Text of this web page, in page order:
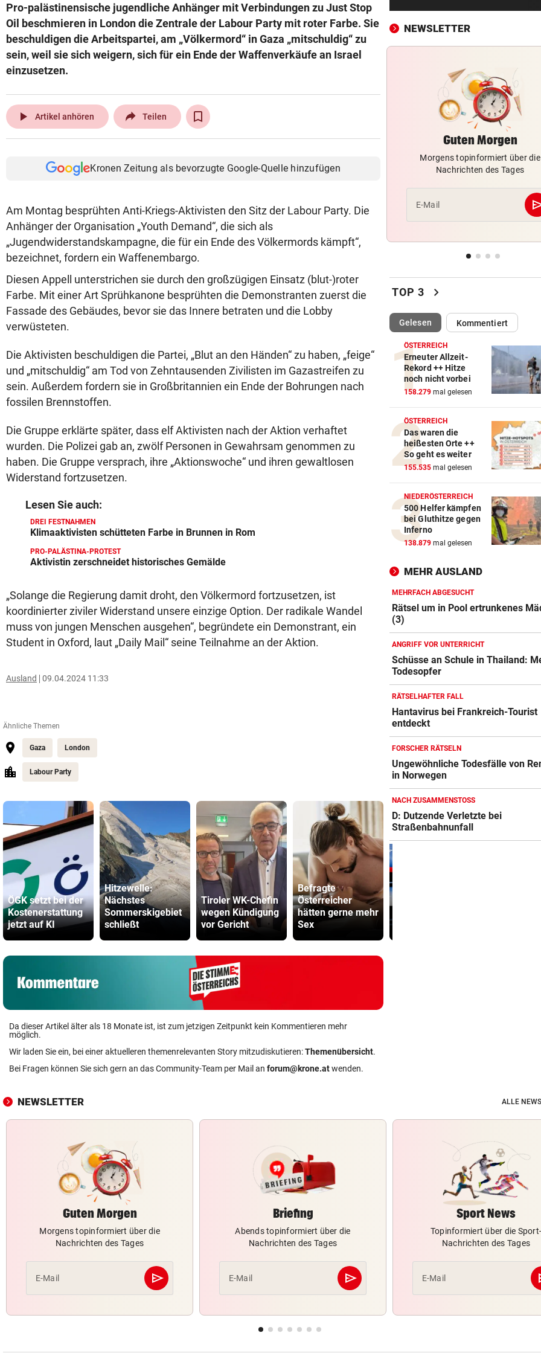
Pro-palästinensische jugendliche Anhänger mit Verbindungen zu Just Stop
Oil beschmieren in London die Zentrale der Labour Party mit roter Farbe. Sie
beschuldigen die Arbeitspartei, am „Völkermord“ in Gaza „mitschuldig“ zu
sein, weil sie sich weigern, sich für ein Ende der Waffenverkäufe an Israel
einzusetzen.
play_arrow Artikel anhören Teilen
Kronen Zeitung als bevorzugte Google-Quelle hinzufügen
Am Montag besprühten Anti-Kriegs-Aktivisten den Sitz der Labour Party. Die
Anhänger der Organisation „Youth Demand“, die sich als
„Jugendwiderstandskampagne, die für ein Ende des Völkermords kämpft“,
bezeichnet, fordern ein Waffenembargo.
Diesen Appell unterstrichen sie durch den großzügigen Einsatz (blut-)roter
Farbe. Mit einer Art Sprühkanone besprühten die Demonstranten zuerst die
Fassade des Gebäudes, bevor sie das Innere betraten und die Lobby
verwüsteten.
Die Aktivisten beschuldigen die Partei, „Blut an den Händen“ zu haben, „feige“
und „mitschuldig“ am Tod von Zehntausenden Zivilisten im Gazastreifen zu
sein. Außerdem fordern sie in Großbritannien ein Ende der Bohrungen nach
fossilen Brennstoffen.
Die Gruppe erklärte später, dass elf Aktivisten nach der Aktion verhaftet
wurden. Die Polizei gab an, zwölf Personen in Gewahrsam genommen zu
haben. Die Gruppe versprach, ihre „Aktionswoche“ und ihren gewaltlosen
Widerstand fortzusetzen.
Lesen Sie auch:
DREI FESTNAHMEN
Klimaaktivisten schütteten Farbe in Brunnen in Rom
PRO-PALÄSTINA-PROTEST
Aktivistin zerschneidet historisches Gemälde
„Solange die Regierung damit droht, den Völkermord fortzusetzen, ist
koordinierter ziviler Widerstand unsere einzige Option. Der radikale Wandel
muss von jungen Menschen ausgehen“, begründete ein Demonstrant, ein
Student in Oxford, laut „Daily Mail“ seine Teilnahme an der Aktion.
Ausland 09.04.2024 11:33
Ähnliche Themen
Gaza London
Labour Party
ÖGK setzt bei der
Kostenerstattung
jetzt auf KI
Hitzewelle:
Nächstes
Sommerskigebiet
schließt
Tiroler WK-Chefin
wegen Kündigung
vor Gericht
Befragte
Österreicher
hätten gerne mehr
Sex
Da dieser Artikel älter als 18 Monate ist, ist zum jetzigen Zeitpunkt kein Kommentieren mehr
möglich.
Wir laden Sie ein, bei einer aktuelleren themenrelevanten Story mitzudiskutieren:Themenübersicht.
Bei Fragen können Sie sich gern an das Community-Team per Mail an forum@krone.atwenden.
ÖSV-Rücktritt fix: „Feuer
nicht mehr!“
WUNSCH VS. REALITÄT vor
gerne mehr Sex
EISHOCKEY-TRANSFER vor
Meister 99ers komplettiert
Abwehr-Puzzle
567 MILLIONEN DOLLAR vor
Kinderschutz ungenügend:
für Meta-Konzern
vor
Drittel eingebrochen
Eva Longoria: Badespaß und
Kurven in Marbella
UKRAINISCHE DROHNEN
„Russisches Amazon“ steht
weiterhin unter Beschuss
HYPE BEI SPORTLERN vor
So wirkt Kreatin: Der
„Muskelmacher“ im Check
FOLGE VON FREITAG vor
Aufstehen, mitmachen und
Gefühl genießen
FAZIT NACH EINEM MONAT
Bäcker zu Steuersenkung:
Kunden ist das egal“
MEHRFACH ABGESUCHT vor
Mädchen (3)
ZÖLLE UND MINDESTPREIS vor
Neue US-Handelsschranken
Hightech-Rohstoff
DREI MÄNNER ANGEKLAGT vor
Verein als Tarnung für
Drogenplantage genutzt
NEWSLETTER
Guten Morgen
Morgens topinformiert über die
Nachrichten des Tages
E-Mail
TOP 3 chevron_right
Gelesen(ausgewählt)Kommentiert
ÖSTERREICH
Erneuter Allzeit-
Rekord ++ Hitze
noch nicht vorbei
158.279 mal gelesen
ÖSTERREICH
Das waren die
heißesten Orte ++
So geht es weiter
155.535 mal gelesen
NIEDERÖSTERREICH
500 Helfer kämpfen
bei Gluthitze gegen
Inferno
138.879 mal gelesen
MEHR AUSLAND
MEHRFACH ABGESUCHT
Rätsel um in Pool ertrunkenes
(3)
ANGRIFF VOR UNTERRICHT
Schüsse an Schule in Thailand:
Todesopfer
RÄTSELHAFTER FALL
Hantavirus bei Frankreich-Tourist
entdeckt
FORSCHER RÄTSELN
Ungewöhnliche Todesfälle von
in Norwegen
NACH ZUSAMMENSTOSS
D: Dutzende Verletzte bei
Straßenbahnunfall
NEWSLETTER ALLE
Guten Morgen
Morgens topinformiert über die
Nachrichten des Tages
E-Mail send
Abschicken
Briefing
Abends topinformiert über die
Nachrichten des Tages
E-Mail send
Abschicken
Sport News
Topinformiert über die Sport-
Nachrichten des Tages
E-Mail